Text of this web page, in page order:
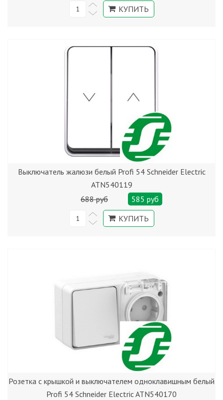
Выключатель жалюзи белый Profi 54 Schneider Electric
ATN540119
688 руб
585 руб
Розетка с крышкой и выключателем одноклавишным белый
Profi 54 Schneider Electric ATN540170